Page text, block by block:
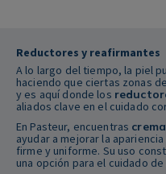
Reductores y reafirmantes
A lo largo del tiempo, la piel
haciendo que ciertas zonas
y es aquí donde los
aliados clave en el cuidado
En Pasteur, encuentras
ayudar a mejorar la
firme y uniforme. Su uso
una opción para el cuidado